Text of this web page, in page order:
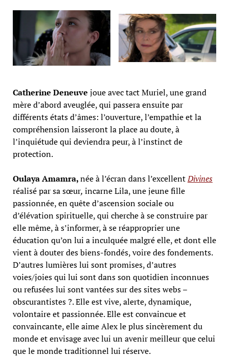
Catherine Deneuve joue avec tact Muriel, une grand
mère d’abord aveuglée, qui passera ensuite par
différents états d’âmes: l’ouverture, l’empathie et la
compréhension laisseront la place au doute, à
l’inquiétude qui deviendra peur, à l’instinct de
protection.
Oulaya Amamra,née à l’écran dans l’excellentDivines
réalisé par sa sœur, incarne Lila, une jeune fille
passionnée, en quête d’ascension sociale ou
d’élévation spirituelle, qui cherche à se construire par
elle même, à s’informer, à se réapproprier une
éducation qu’on lui a inculquée malgré elle, et dont elle
vient à douter des biens-fondés, voire des fondements.
D’autres lumières lui sont promises, d’autres
voies/joies qui lui sont dans son quotidien inconnues
ou refusées lui sont vantées sur des sites webs –
obscurantistes ?. Elle est vive, alerte, dynamique,
volontaire et passionnée. Elle est convaincue et
convaincante, elle aime Alex le plus sincèrement du
monde et envisage avec lui un avenir meilleur que celui
que le monde traditionnel lui réserve.